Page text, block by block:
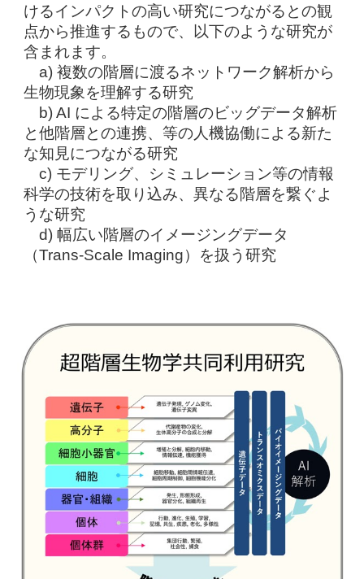
けるインパクトの高い研究につながるとの観
点から推進するもので、以下のような研究が
含まれます。
a) 複数の階層に渡るネットワーク解析から
生物現象を理解する研究
b) AI による特定の階層のビッグデータ解析
と他階層との連携、等の人機協働による新た
な知見につながる研究
c) モデリング、シミュレーション等の情報
科学の技術を取り込み、異なる階層を繋ぐよ
うな研究
d) 幅広い階層のイメージングデータ
（Trans-Scale Imaging）を扱う研究